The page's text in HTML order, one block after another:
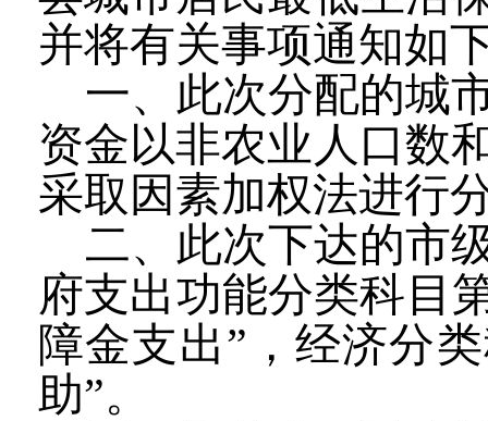
并将有关事项通知如
一、此次分配的城
资金以非农业人口数
采取因素加权法进行
二、此次下达的市
府支出功能分类科目
障金支出”，经济分
助”。